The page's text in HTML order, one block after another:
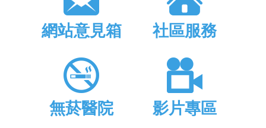
網站意見箱 社區服務
無菸醫院 影片專區